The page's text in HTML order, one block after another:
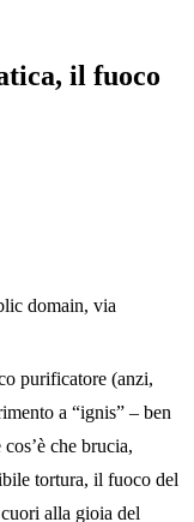
il fuoco
domain, via
purificatore (anzi,
a “ignis” – ben
che brucia,
tortura, il fuoco del
alla gioia del